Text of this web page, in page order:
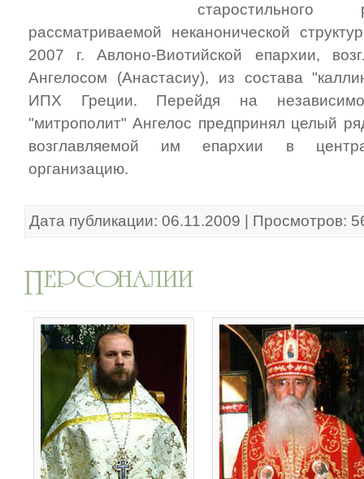
старостильного
рассматриваемой неканонической
2007 г. Авлоно-Виотийской епархии,
Ангелосом (Анастасиу), из состава
ИПХ Греции. Перейдя на
"митрополит" Ангелос предпринял целый
возглавляемой им епархии в
организацию.
Дата публикации: 06.11.2009 | Просмотров: